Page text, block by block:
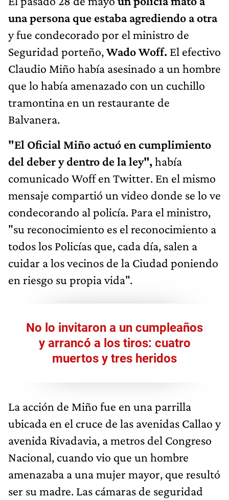
una persona que estaba agrediendo a otra
y fue condecorado por el ministro de
Seguridad porteño,Wado Woff. El efectivo
Claudio Miño había asesinado a un hombre
que lo había amenazado con un cuchillo
tramontina en un restaurante de
Balvanera.
"El Oficial Miño actuó en cumplimiento
del deber y dentro de la ley",había
comunicado Woff en Twitter. En el mismo
mensaje compartió un video donde se lo ve
condecorando al policía. Para el ministro,
"su reconocimiento es el reconocimiento a
todos los Policías que, cada día, salen a
cuidar a los vecinos de la Ciudad poniendo
en riesgo su propia vida".
No lo invitaron a un cumpleaños
y arrancó a los tiros: cuatro
muertos y tres heridos
La acción de Miño fue en una parrilla
ubicada en el cruce de las avenidas Callao y
avenida Rivadavia, a metros del Congreso
Nacional, cuando vio que un hombre
amenazaba a una mujer mayor, que resultó
ser su madre. Las cámaras de seguridad